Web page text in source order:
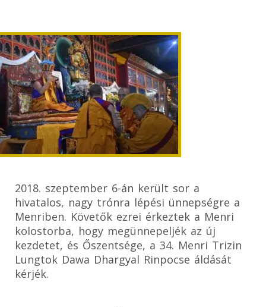
2018. szeptember 6-án került sor a
hivatalos, nagy trónra lépési ünnepségre a
Menriben. Követők ezrei érkeztek a Menri
kolostorba, hogy megünnepeljék az új
kezdetet, és Őszentsége, a 34. Menri Trizin
Lungtok Dawa Dhargyal Rinpocse áldását
kérjék.